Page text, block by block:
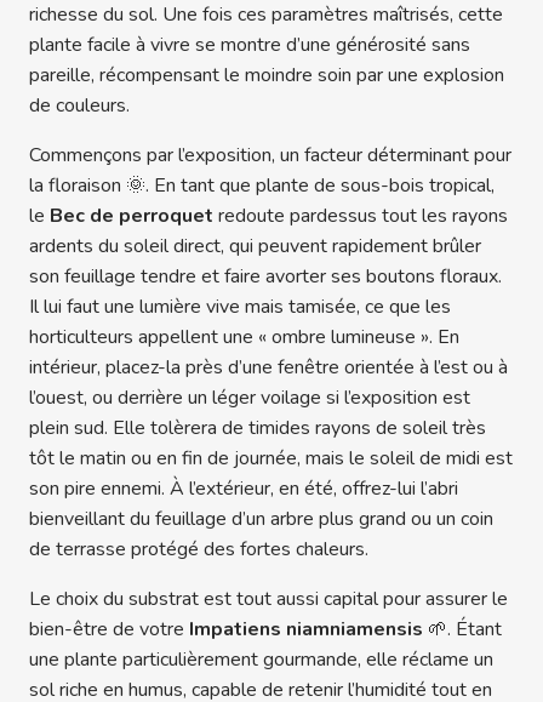
richesse du sol. Une fois ces paramètres maîtrisés, cette
plante facile à vivre se montre d’une générosité sans
pareille, récompensant le moindre soin par une explosion
de couleurs.
Commençons par l’exposition, un facteur déterminant pour
la floraison 🌞. En tant que plante de sous-bois tropical,
le Bec de perroquet redoute pardessus tout les rayons
ardents du soleil direct, qui peuvent rapidement brûler
son feuillage tendre et faire avorter ses boutons floraux.
Il lui faut une lumière vive mais tamisée, ce que les
horticulteurs appellent une « ombre lumineuse ». En
intérieur, placez-la près d’une fenêtre orientée à l’est ou à
l’ouest, ou derrière un léger voilage si l’exposition est
plein sud. Elle tolèrera de timides rayons de soleil très
tôt le matin ou en fin de journée, mais le soleil de midi est
son pire ennemi. À l’extérieur, en été, offrez-lui l’abri
bienveillant du feuillage d’un arbre plus grand ou un coin
de terrasse protégé des fortes chaleurs.
Le choix du substrat est tout aussi capital pour assurer le
bien-être de votre Impatiens niamniamensis 🌱. Étant
une plante particulièrement gourmande, elle réclame un
sol riche en humus, capable de retenir l’humidité tout en